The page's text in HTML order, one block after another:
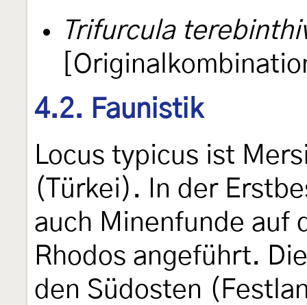
Trifurcula
4.2. Faunistik
Locus typicus ist
(Türkei). In der
auch Minenfunde auf
Rhodos angeführt.
den Südosten